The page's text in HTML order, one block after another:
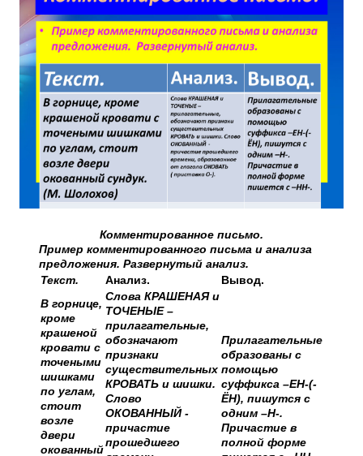
Комментированное письмо.
Пример комментированного письма и анализа
предложения. Развернутый анализ.
Текст.
Анализ.
Вывод.
В горнице,
кроме
крашеной
кровати с
точеными
шишками
по углам,
стоит
возле
двери
окованный
Слова КРАШЕНАЯ и
ТОЧЕНЫЕ –
прилагательные,
обозначают
признаки
существительных
КРОВАТЬ и шишки.
Слово
ОКОВАННЫЙ -
причастие
прошедшего
Прилагательные
образованы с
помощью
суффикса –ЕН-(-
ЁН), пишутся с
одним –Н-.
Причастие в
полной форме